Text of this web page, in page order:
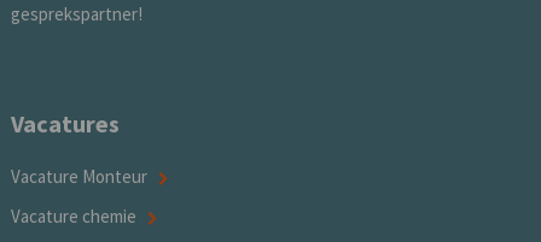
gesprekspartner!
Vacatures
Vacature Monteur
Vacature chemie